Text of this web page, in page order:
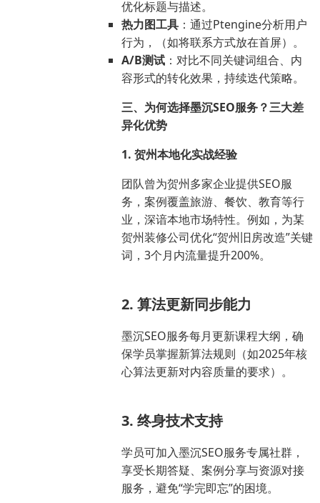
优化标题与描述。
热力图工具 ：通过Ptengine分析用户
行为，（如将联系方式放在首屏）。
A/B测试 ：对比不同关键词组合、内
容形式的转化效果，持续迭代策略。
三、为何选择墨沉SEO服务？三大差
异化优势
1. 贺州本地化实战经验
团队曾为贺州多家企业提供SEO服
务，案例覆盖旅游、餐饮、教育等行
业，深谙本地市场特性。例如，为某
贺州装修公司优化“贺州旧房改造”关键
词，3个月内流量提升200%。
2. 算法更新同步能力
墨沉SEO服务每月更新课程大纲，确
保学员掌握新算法规则（如2025年核
心算法更新对内容质量的要求）。
3. 终身技术支持
学员可加入墨沉SEO服务专属社群，
享受长期答疑、案例分享与资源对接
服务，避免“学完即忘”的困境。